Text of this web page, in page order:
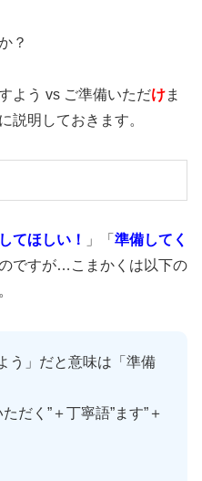
？
よう vs ご準備いただけま
説明しておきます。
てほしい！ 」「 準備してく
ですが…こまかくは以下の
う」だと意味は「準備
だく”＋丁寧語”ます”＋